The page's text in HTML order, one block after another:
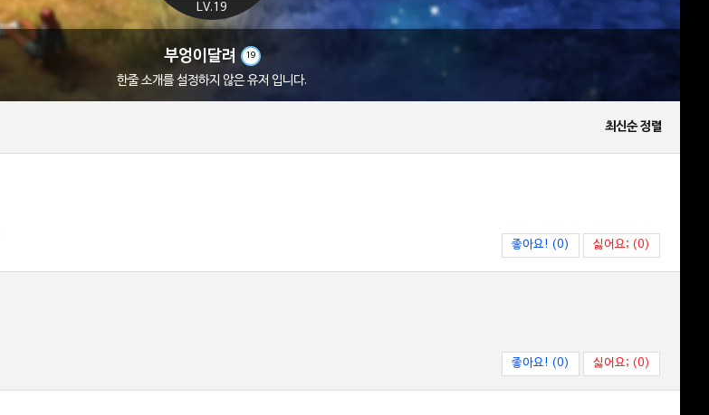
LV.19
부엉이달려 19
한줄 소개를 설정하지 않은 유저 입니다.
최신순 정렬
좋아요! (0) 싫어요; (0)
좋아요! (0) 싫어요; (0)